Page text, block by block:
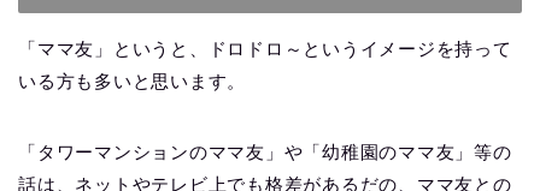
「ママ友」というと、ドロドロ～というイメージを持って
いる方も多いと思います。
「タワーマンションのママ友」や「幼稚園のママ友」等の
話は、ネットやテレビ上でも格差があるだの、ママ友との